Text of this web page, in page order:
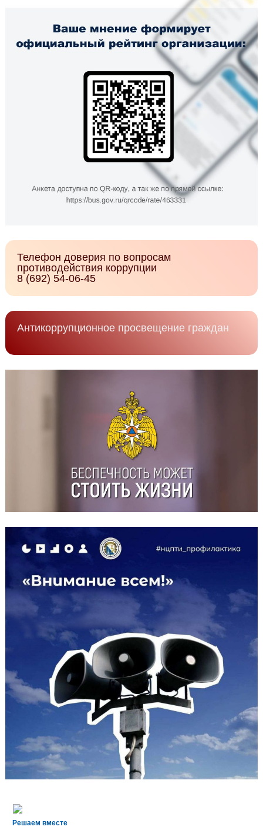
Телефон доверия по вопросам
противодействия коррупции
8 (692) 54-06-45
Антикоррупционное просвещение граждан
Решаем вместе